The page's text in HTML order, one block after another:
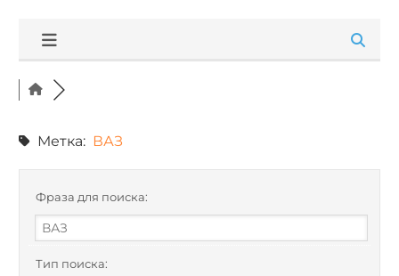
Метка: ВАЗ
Фраза для поиска:
Тип поиска: